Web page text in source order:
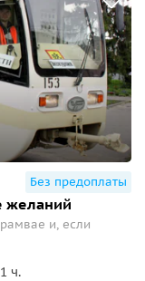
Без предоплаты
желаний
и, если
ч.